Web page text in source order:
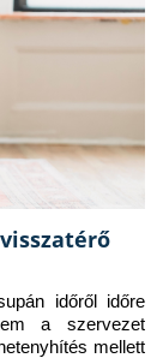
időről időre
a szervezet
mellett